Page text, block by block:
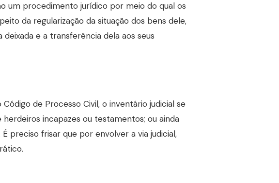
um procedimento jurídico por meio do qual os
da regularização da situação dos bens dele,
e a transferência dela aos seus
de Processo Civil, o inventário judicial se
incapazes ou testamentos; ou ainda
preciso frisar que por envolver a via judicial,